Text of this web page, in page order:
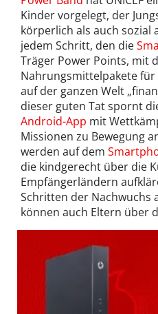
Kinder vorgelegt, der
körperlich als auch sozial
jedem Schritt, den die
Träger Power Points, mit
Nahrungsmittelpakete
auf der ganzen Welt
dieser guten Tat spornt
Android-App mit
Missionen zu Bewegung
werden auf dem
die kindgerecht über die
Empfängerländern
Schritten der Nachwuchs
können auch Eltern über